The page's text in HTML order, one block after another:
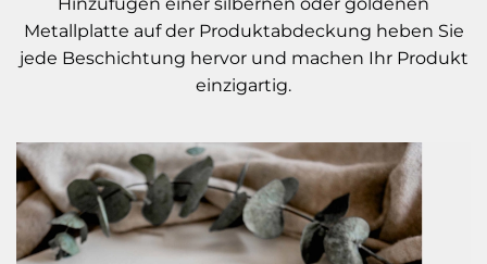
Metallplatte auf der Produktabdeckung heben Sie
jede Beschichtung hervor und machen Ihr Produkt
einzigartig.